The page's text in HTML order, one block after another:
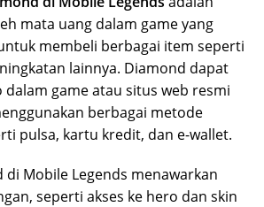
mata uang dalam game yang
membeli berbagai item seperti
lainnya. Diamond dapat
game atau situs web resmi
berbagai metode
pulsa, kartu kredit, dan e-wallet.
Mobile Legends menawarkan
seperti akses ke hero dan skin